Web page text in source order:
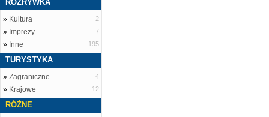
ROZRYWKA
» Kultura 2
» Imprezy 7
» Inne 195
TURYSTYKA
» Zagraniczne 4
» Krajowe 12
RÓŻNE